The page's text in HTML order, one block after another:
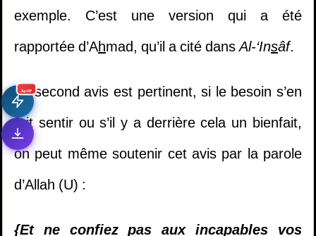
جديد
exemple. C’est une version qui a été
rapportée d’Ahmad, qu’il a cité dansAl-‘Insâf.
Le second avis est pertinent, si le besoin s’en
fait sentir ou s’il y a derrière cela un bienfait,
on peut même soutenir cet avis par la parole
d’Allah (U) :